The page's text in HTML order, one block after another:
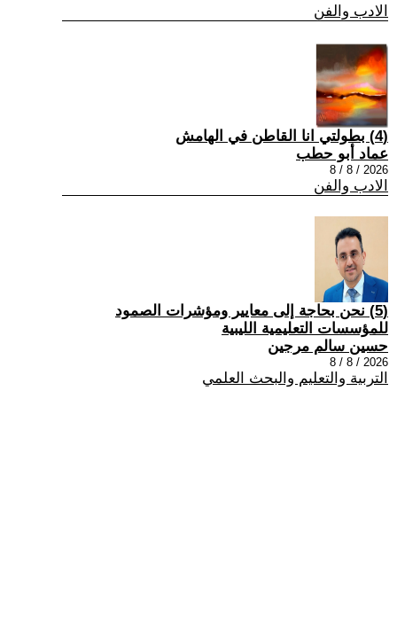
الادب والفن
(4) بطولتي انا القاطن في الهامش
عماد أبو حطب
2026 / 8 / 8
الادب والفن
(5) نحن بحاجة إلى معايير ومؤشرات الصمود
للمؤسسات التعليمية الليبية
حسين سالم مرجين
2026 / 8 / 8
التربية والتعليم والبحث العلمي